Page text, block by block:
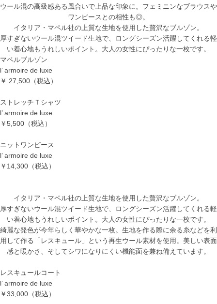
ウール混の高級感ある風合いで上品な印象に。フェミニンなブラウスや
ワンピースとの相性も◎。
イタリア・マペル社の上質な生地を使用した贅沢なブルゾン。
厚すぎないウール混ツイード生地で、ロングシーズン活躍してくれる軽
い着心地もうれしいポイント。大人の女性にぴったりな一枚です。
マペルブルゾン
l’ armoire de luxe
￥ 27,500（税込）
ストレッチＴシャツ
l’ armoire de luxe
￥5,500（税込）
ニットワンピース
l’ armoire de luxe
￥14,300（税込）
イタリア・マペル社の上質な生地を使用した贅沢なブルゾン。
厚すぎないウール混ツイード生地で、ロングシーズン活躍してくれる軽
い着心地もうれしいポイント。大人の女性にぴったりな一枚です。
綺麗な発色が今年らしく華やかな一枚。生地を作る際に余る糸などを利
用して作る「レスキュール」という再生ウール素材を使用。美しい表面
感と暖かさ、そしてシワになりにくい機能面を兼ね備えています。
レスキュールコート
l’ armoire de luxe
￥33,000（税込）